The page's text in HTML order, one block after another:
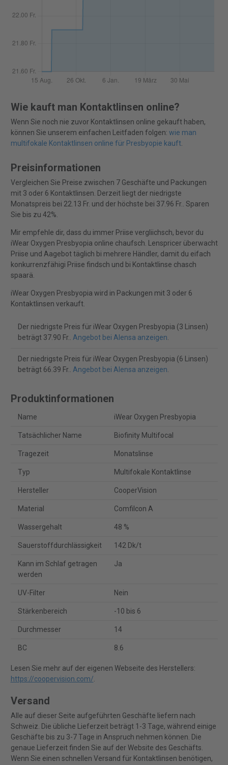
Wie kauft man Kontaktlinsen online?
Wenn Sie noch nie zuvor Kontaktlinsen online gekauft haben,
können Sie unserem einfachen Leitfaden folgen: wie man
multifokale Kontaktlinsen online für Presbyopie kauft.
Preisinformationen
Vergleichen Sie Preise zwischen 7 Geschäfte und Packungen
mit 3 oder 6 Kontaktlinsen. Derzeit liegt der niedrigste
Monatspreis bei 22.13 Fr. und der höchste bei 37.96 Fr.. Sparen
Sie bis zu 42%.
Mir empfehle dir, dass du immer Priise vergliichsch, bevor du
iWear Oxygen Presbyopia online chaufsch. Lenspricer überwacht
Priise und Aagebot täglich bi mehrere Händler, damit du eifach
konkurrenzfähigi Priise findsch und bi Kontaktlinse chasch
spaarä.
iWear Oxygen Presbyopia wird in Packungen mit 3 oder 6
Kontaktlinsen verkauft.
Der niedrigste Preis für iWear Oxygen Presbyopia (3 Linsen)
beträgt 37.90 Fr.. Angebot bei Alensa anzeigen.
Der niedrigste Preis für iWear Oxygen Presbyopia (6 Linsen)
beträgt 66.39 Fr.. Angebot bei Alensa anzeigen.
Produktinformationen
Name iWear Oxygen Presbyopia
Tatsächlicher Name Biofinity Multifocal
Tragezeit Monatslinse
Typ Multifokale Kontaktlinse
Hersteller CooperVision
Material Comfilcon A
Wassergehalt 48 %
Sauerstoffdurchlässigkeit 142 Dk/t
Kann im Schlaf getragen
werden
Ja
UV-Filter Nein
Stärkenbereich -10 bis 6
Durchmesser 14
BC 8.6
Lesen Sie mehr auf der eigenen Webseite des Herstellers:
https://coopervision.com/.
Versand
Alle auf dieser Seite aufgeführten Geschäfte liefern nach
Schweiz. Die übliche Lieferzeit beträgt 1-3 Tage, während einige
Geschäfte bis zu 3-7 Tage in Anspruch nehmen können. Die
genaue Lieferzeit finden Sie auf der Website des Geschäfts.
Wenn Sie einen schnellen Versand für Kontaktlinsen benötigen,